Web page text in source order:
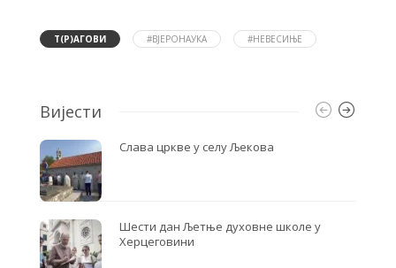
o e
Т(Р)АГОВИ #ВЈЕРОНАУКА #НЕВЕСИЊЕ
Вијести
Слава цркве у селу Љекова
Шести дан Љетње духовне школе у
Херцеговини